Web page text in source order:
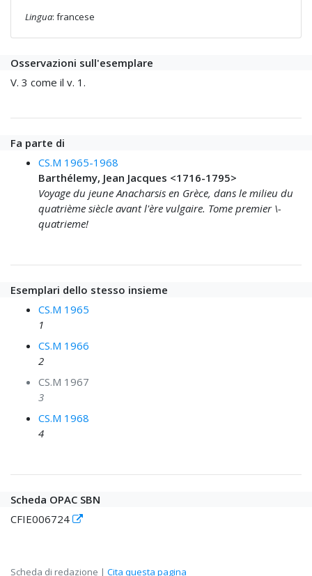
Lingua: francese
Osservazioni sull'esemplare
V. 3 come il v. 1.
Fa parte di
CS.M 1965-1968
Barthélemy, Jean Jacques <1716-1795>
Voyage du jeune Anacharsis en Grèce, dans le milieu du
quatrième siècle avant l'ère vulgaire. Tome premier \-
quatrieme!
Esemplari dello stesso insieme
CS.M 1965
1
CS.M 1966
2
CS.M 1967
3
CS.M 1968
4
Scheda OPAC SBN
CFIE006724
Scheda di redazione | Cita questa pagina